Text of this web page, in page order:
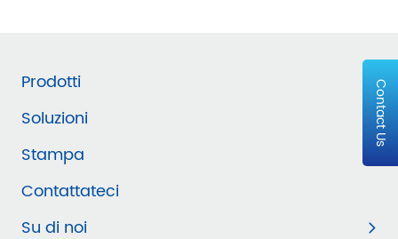
Contact Us
Prodotti
Soluzioni
Stampa
Contattateci
Su di noi